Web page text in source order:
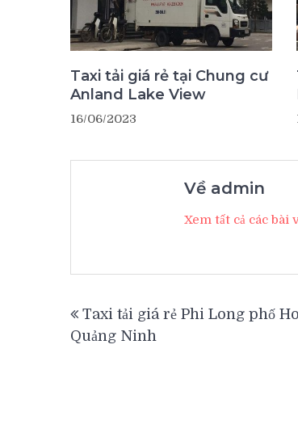
Taxi tải giá rẻ tại Chung cư
Anland Lake View
16/06/2023
Về admin
Xem tất cả các bài
hướng
Taxi tải giá rẻ Phi Long phố
Quảng Ninh